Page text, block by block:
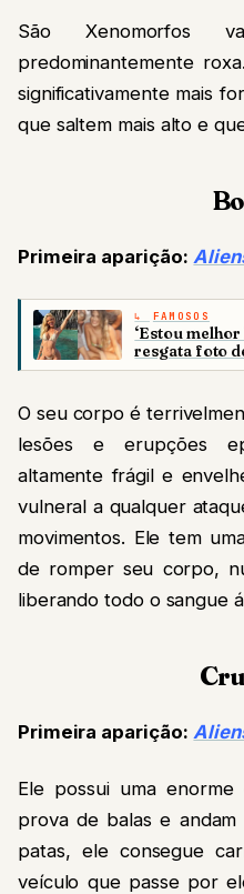
São Xenomorfos
predominantemente
significativamente mais
que saltem mais alto e
Primeira aparição:
FAMOSOS
‘Estou
resgata foto
O seu corpo é
lesões e erupções
altamente frágil e
vulneral a qualquer
movimentos. Ele tem
de romper seu corpo,
liberando todo o sangue
Primeira aparição:
Ele possui uma
prova de balas e
patas, ele consegue
veículo que passe por